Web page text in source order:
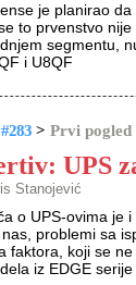
je planirao
to prvenstvo
segmentu,
i U8QF
> Prvi pogled
UPS
Stanojević
o UPS-ovima je
nas, problemi sa
faktora, koji se
iz EDGE